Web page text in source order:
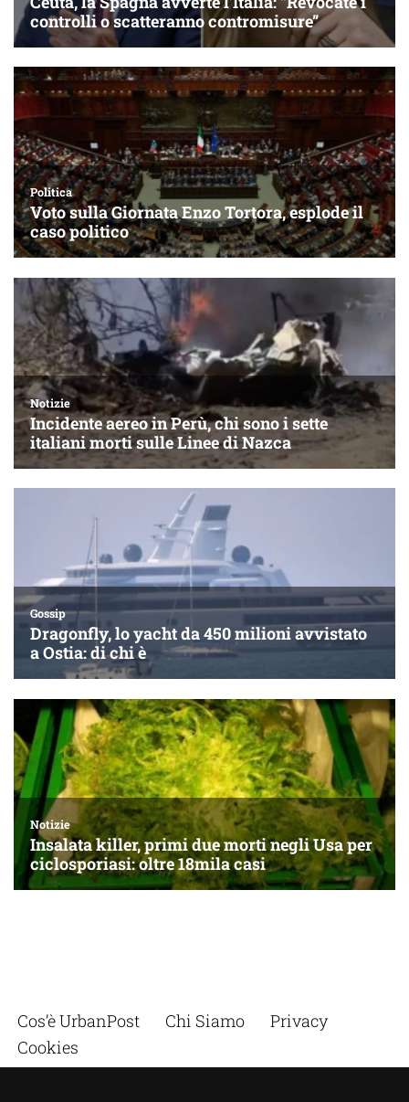
Cos’è UrbanPost Chi Siamo
Privacy
Cookies